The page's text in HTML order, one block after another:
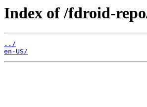
Index of /fdroid-
../
en-US/